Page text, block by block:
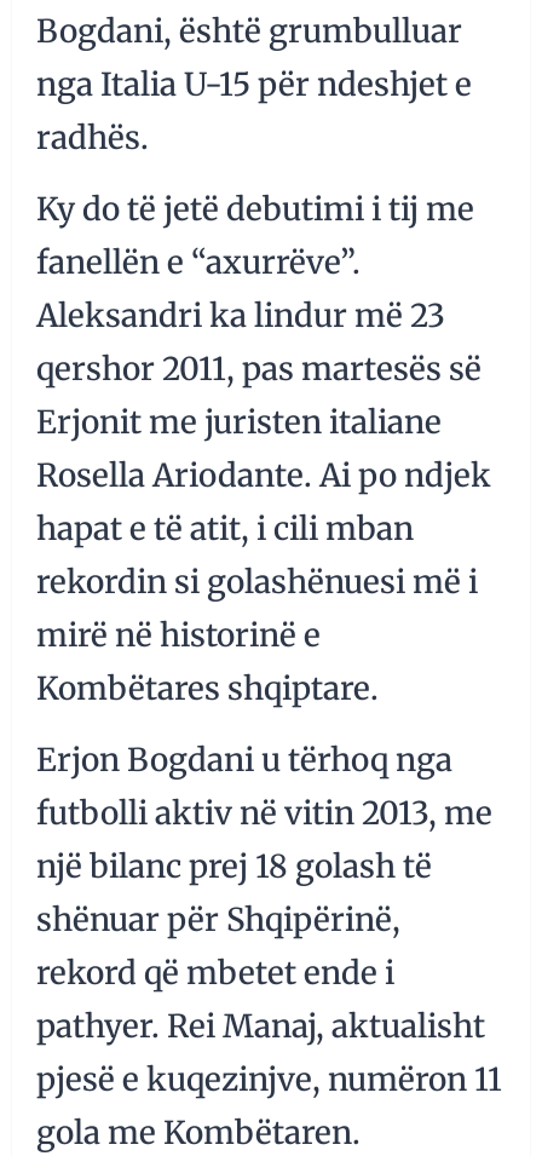
Bogdani, është grumbulluar
nga Italia U-15 për ndeshjet e
radhës.
Ky do të jetë debutimi i tij me
fanellën e “axurrëve”.
Aleksandri ka lindur më 23
qershor 2011, pas martesës së
Erjonit me juristen italiane
Rosella Ariodante. Ai po ndjek
hapat e të atit, i cili mban
rekordin si golashënuesi më i
mirë në historinë e
Kombëtares shqiptare.
Erjon Bogdani u tërhoq nga
futbolli aktiv në vitin 2013, me
një bilanc prej 18 golash të
shënuar për Shqipërinë,
rekord që mbetet ende i
pathyer. Rei Manaj, aktualisht
pjesë e kuqezinjve, numëron 11
gola me Kombëtaren.